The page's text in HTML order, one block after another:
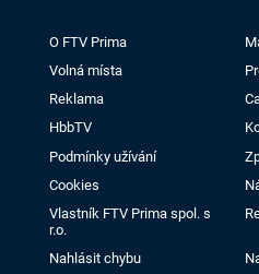
O FTV Prima
Volná místa
Reklama
HbbTV
Podmínky užívání
Cookies
Vlastník FTV Prima spol. s
r.o.
Nahlásit chybu